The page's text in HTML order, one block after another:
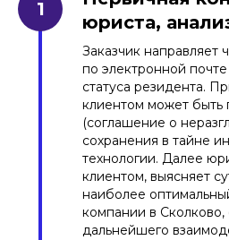
юриста,
Заказчик направляет
по электронной
статуса резидента.
клиентом может быть
(соглашение о
сохранения в тайне
технологии. Далее
клиентом, выясняет
наиболее
компании в
дальнейшего